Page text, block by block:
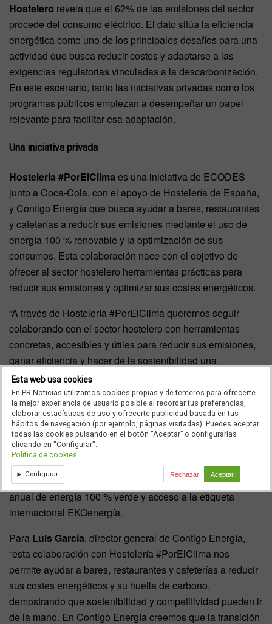
Hostelero revela que el 62% de las emisiones del sector
procede del consumo eléctrico. El dato sitúa la eficiencia
energética como uno de los principales desafíos para una
actividad que busca reducir costes y adaptarse a las
exigencias regulatorias vinculadas a la descarbonización.
En este escenario, tanto las iniciativas privadas como los
programas públicos empiezan a desempeñar un papel
relevante para facilitar esa adaptación.
Una iniciativa privada
Hostelería #PorElClima es una iniciativa de ECODES
junto a Coca-Cola, con el apoyo de Hostelería de España,
y Contigo Energía que busca ayudar a bares, restaurantes
y cafeterías a reducir sus emisiones mediante el uso de
energía 100 % renovable y la optimización de sus
consumos. Esta colaboración nace con el objetivo de
ofrecer al sector hostelero herramientas prácticas para
reducir sus emisiones y optimizar sus costes energéticos.
“A través de Hostelería #PorElClima queremos seguir
colaborando con el sector hostelero con herramientas
concretas, accesibles y útiles para reducir sus emisiones,
ganar eficiencia y hacer de la sostenibilidad una
oportunidad real de negocio”, dice
Vicepresident Public Affairs, Communication &
Sustainability de Coca-Cola Europacific Partners Iberia.
Los comercios que se adhieran a este proyecto podrán
acceder a una asesoría energética gratuita y
personalizada por parte de
Contigo Energía. Además, podrán incorporar un certificado
anual de energía 100 % verde y acceso a la etiqueta
internacional EKOenergía.
Para Luis García, director general de Contigo Energía,
“esta colaboración con Hostelería #PorElClima nos
permite ayudar a bares, restaurantes y cafeterías a reducir
sus costes energéticos y su huella de carbono,
demostrando que sostenibilidad y competitividad pueden ir
de la mano. En Contigo Energía creemos que la transición
Esta web usa cookies
En PR Noticias utilizamos cookies propias y de terceros para ofrecerte
la mejor experiencia de usuario posible al recordar tus preferencias,
elaborar estadísticas de uso y ofrecerte publicidad basada en tus
hábitos de navegación (por ejemplo, páginas visitadas). Puedes aceptar
todas las cookies pulsando en el botón “Aceptar” o configurarlas
clicando en "Configurar".
Política de cookies
Configurar Rechazar Aceptar